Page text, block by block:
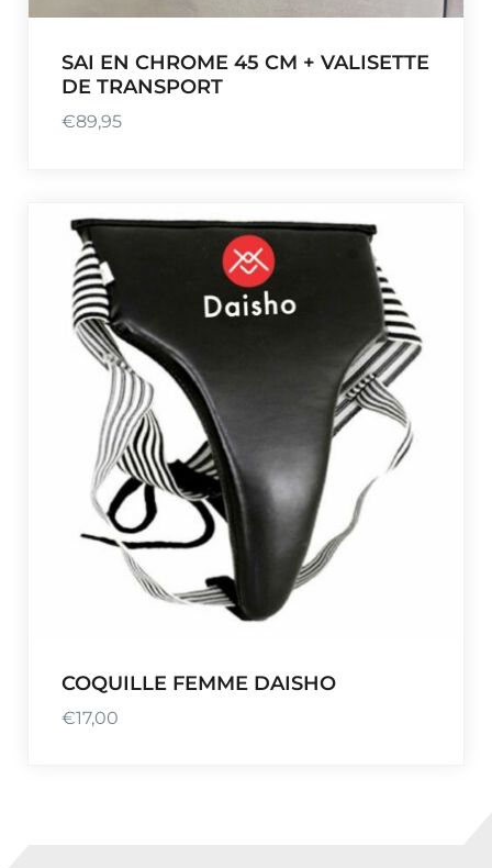
SAI EN CHROME 45 CM + VALISETTE
DE TRANSPORT
€89,95
COQUILLE FEMME DAISHO
€17,00